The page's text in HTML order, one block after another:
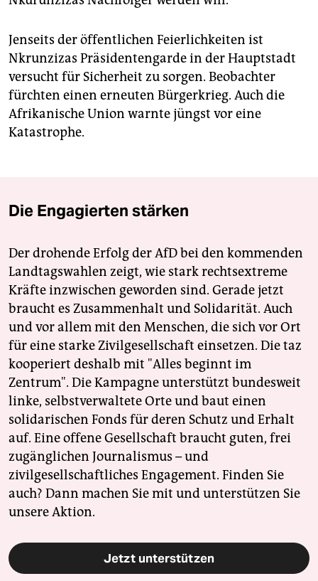
Jenseits der öffentlichen Feierlichkeiten ist
Nkrunzizas Präsidentengarde in der Hauptstadt
versucht für Sicherheit zu sorgen. Beobachter
fürchten einen erneuten Bürgerkrieg. Auch die
Afrikanische Union warnte jüngst vor eine
Katastrophe.
Die Engagierten stärken
Der drohende Erfolg der AfD bei den kommenden
Landtagswahlen zeigt, wie stark rechtsextreme
Kräfte inzwischen geworden sind. Gerade jetzt
braucht es Zusammenhalt und Solidarität. Auch
und vor allem mit den Menschen, die sich vor Ort
für eine starke Zivilgesellschaft einsetzen. Die taz
kooperiert deshalb mit "Alles beginnt im
Zentrum". Die Kampagne unterstützt bundesweit
linke, selbstverwaltete Orte und baut einen
solidarischen Fonds für deren Schutz und Erhalt
auf. Eine offene Gesellschaft braucht guten, frei
zugänglichen Journalismus – und
zivilgesellschaftliches Engagement. Finden Sie
auch? Dann machen Sie mit und unterstützen Sie
unsere Aktion.
Jetzt unterstützen